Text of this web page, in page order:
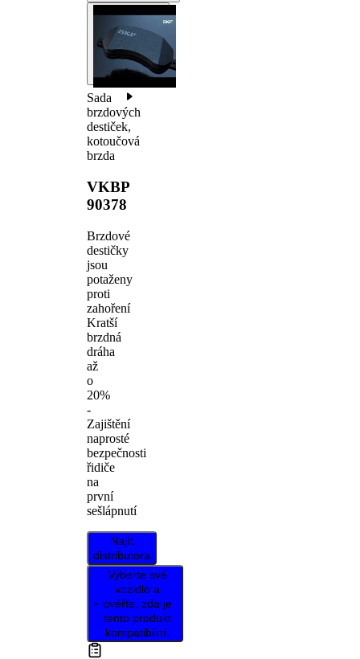
Sada
brzdových
destiček,
kotoučová
brzda
VKBP
90378
Brzdové
destičky
jsou
potaženy
proti
zahoření
Kratší
brzdná
dráha
až
o
20%
-
Zajištění
naprosté
bezpečnosti
řidiče
na
první
sešlápnutí
Najít
distributora
Vyberte své
vozidlo a
ověřte, zda je
tento produkt
kompatibilní.